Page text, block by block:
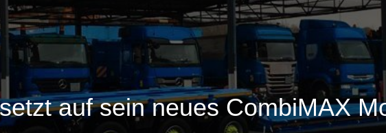
den USA
auf sein neues CombiMAX